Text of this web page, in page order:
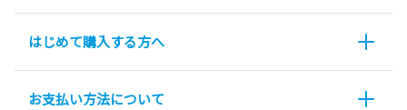
はじめて購入する方へ
お支払い方法について